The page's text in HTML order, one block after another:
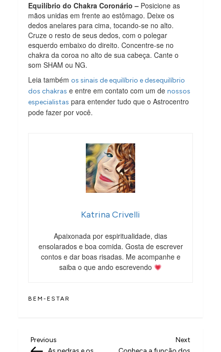
Equilíbrio do Chakra Coronário – Posicione as
mãos unidas em frente ao estômago. Deixe os
dedos anelares para cima, tocando-se no alto.
Cruze o resto de seus dedos, com o polegar
esquerdo embaixo do direito. Concentre-se no
chakra da coroa no alto de sua cabeça. Cante o
som SHAM ou NG.
Leia tambémos sinais de equilíbrio e desequilíbrio
dos chakras e entre em contato com um denossos
especialistas para entender tudo que o Astrocentro
pode fazer por você.
Katrina Crivelli
Apaixonada por espiritualidade, dias
ensolarados e boa comida. Gosta de escrever
contos e dar boas risadas. Me acompanhe e
saiba o que ando escrevendo
BEM-ESTAR
N
Previous
Post
Previous
Next
Post
Next